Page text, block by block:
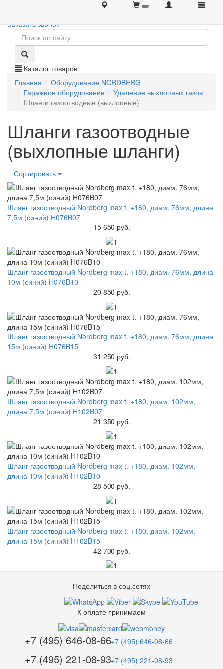
+7 (495) 646-08-66 +7 (495) 646-08-66
Заказать звонок
Каталог товаров
Главная
Оборудование NORDBERG
Гаражное оборудование
Удаление выхлопных газов
Шланги газоотводные (выхлопные)
Шланги газоотводные
(выхлопные шланги)
Сортировать
Шланг газоотводный Nordberg max t. +180, диам. 76мм, длина
7,5м (синий) H076B07
15 650 руб.
Шланг газоотводный Nordberg max t. +180, диам. 76мм, длина
10м (синий) H076B10
20 850 руб.
Шланг газоотводный Nordberg max t. +180, диам. 76мм, длина
15м (синий) H076B15
31 250 руб.
Шланг газоотводный Nordberg max t. +180, диам. 102мм,
длина 7,5м (синий) H102B07
21 350 руб.
Шланг газоотводный Nordberg max t. +180, диам. 102мм,
длина 10м (синий) H102B10
28 500 руб.
Шланг газоотводный Nordberg max t. +180, диам. 102мм,
длина 15м (синий) H102B15
42 700 руб.
Поделиться в соц.сетях
К оплате принимаем
+7 (495) 646-08-66+7 (495) 646-08-66
+7 (495) 221-08-93+7 (495) 221-08-93